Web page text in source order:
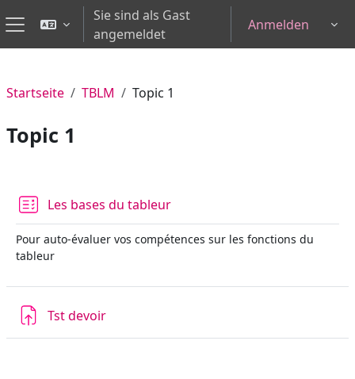
Zum Hauptinhalt
Website-Übersicht
Sie sind als Gast
angemeldet
Anmelden
Startseite TBLM Topic 1
Topic 1
Les bases du tableurTest
Pour auto-évaluer vos compétences sur les fonctions du
tableur
Tst devoirAufgabe